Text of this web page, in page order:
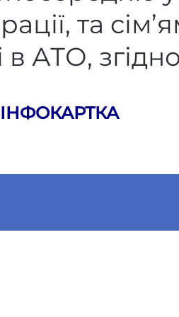
та
в АТО,
ІНФОКАРТКА